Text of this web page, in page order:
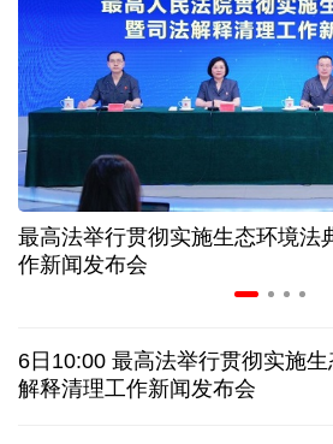
服贸会进入倒计时一个月 180余
非必要不乱花 医保个人账户里
"校园贷"换上"新马甲" 警惕暑假
2026暑期档票房破85亿 已连续
探访泰缅“死亡铁路”，见证日本
最高法举行贯彻实施生态环境法
作新闻发布会
6日10:00 最高法举行贯彻实施
解释清理工作新闻发布会